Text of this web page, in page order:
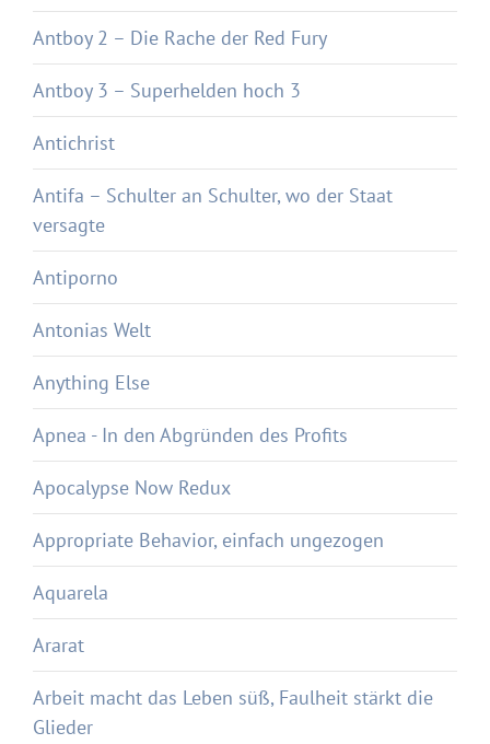
Antboy 2 – Die Rache der Red Fury
Antboy 3 – Superhelden hoch 3
Antichrist
Antifa – Schulter an Schulter, wo der Staat
versagte
Antiporno
Antonias Welt
Anything Else
Apnea - In den Abgründen des Profits
Apocalypse Now Redux
Appropriate Behavior, einfach ungezogen
Aquarela
Ararat
Arbeit macht das Leben süß, Faulheit stärkt die
Glieder